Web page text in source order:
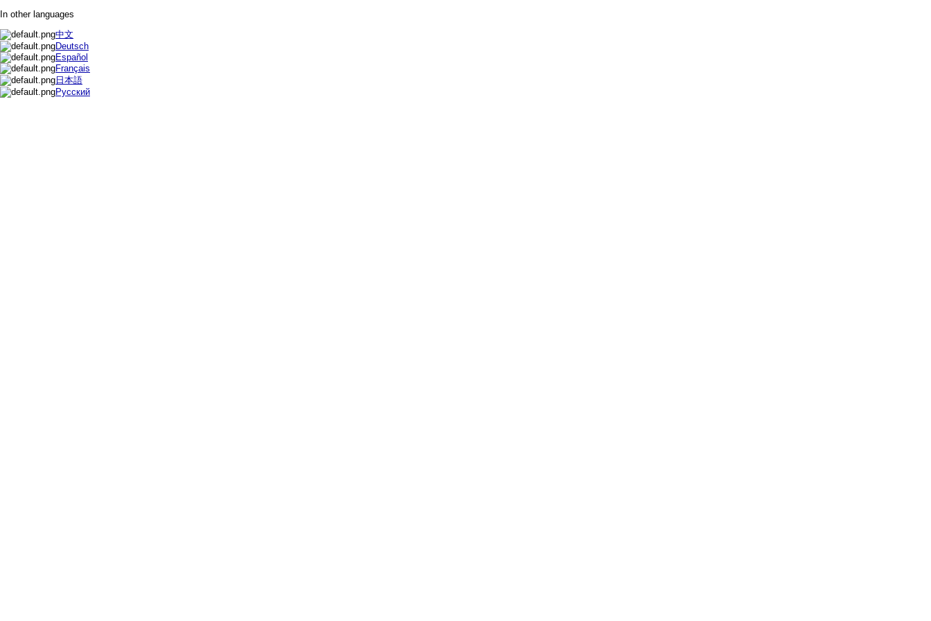
In other languages
中文
Deutsch
Español
Français
日本語
Русский